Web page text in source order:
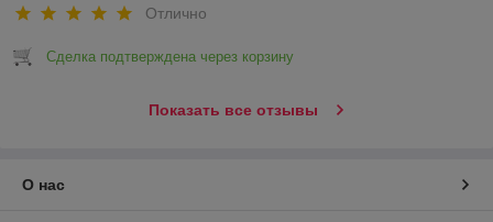
Отлично
Сделка подтверждена через корзину
Показать все отзывы
О нас